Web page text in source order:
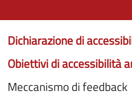
Dichiarazione di
Obiettivi di accessibilità
Meccanismo di feedback